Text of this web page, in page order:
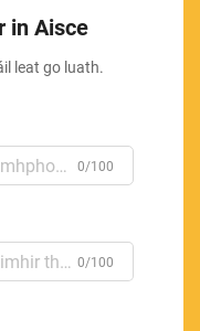
in Aisce
leat go luath.
0/100
0/100